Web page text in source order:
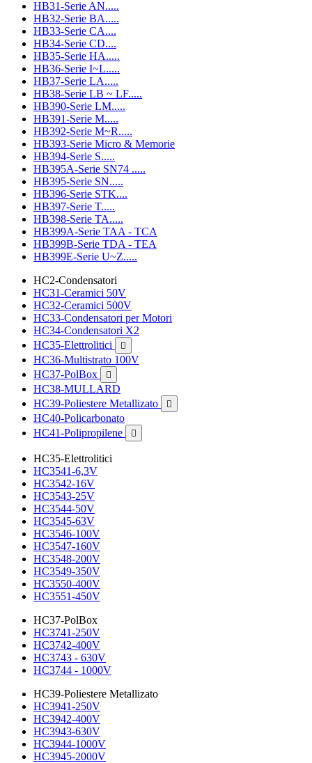
HB31-Serie AN.....
HB32-Serie BA.....
HB33-Serie CA....
HB34-Serie CD....
HB35-Serie HA.....
HB36-Serie I~L.....
HB37-Serie LA.....
HB38-Serie LB ~ LF.....
HB390-Serie LM.....
HB391-Serie M.....
HB392-Serie M~R.....
HB393-Serie Micro & Memorie
HB394-Serie S.....
HB395A-Serie SN74 .....
HB395-Serie SN.....
HB396-Serie STK....
HB397-Serie T.....
HB398-Serie TA.....
HB399A-Serie TAA - TCA
HB399B-Serie TDA - TEA
HB399E-Serie U~Z.....
HC2-Condensatori
HC31-Ceramici 50V
HC32-Ceramici 500V
HC33-Condensatori per Motori
HC34-Condensatori X2
HC35-Elettrolitici

HC36-Multistrato 100V
HC37-PolBox

HC38-MULLARD
HC39-Poliestere Metallizato

HC40-Policarbonato
HC41-Polipropilene

HC35-Elettrolitici
HC3541-6,3V
HC3542-16V
HC3543-25V
HC3544-50V
HC3545-63V
HC3546-100V
HC3547-160V
HC3548-200V
HC3549-350V
HC3550-400V
HC3551-450V
HC37-PolBox
HC3741-250V
HC3742-400V
HC3743 - 630V
HC3744 - 1000V
HC39-Poliestere Metallizato
HC3941-250V
HC3942-400V
HC3943-630V
HC3944-1000V
HC3945-2000V